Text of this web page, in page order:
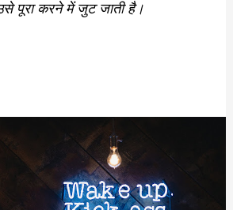
पूरा करने में जुट जाती है।